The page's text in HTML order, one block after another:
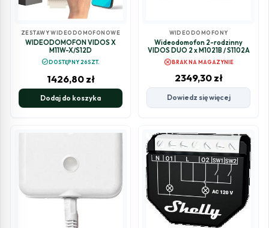
ZESTAWY WIDEODOMOFONOWE
WIDEODOMOFON VIDOS X
M11W-X/S12D
check_circleDOSTĘPNY 26SZT.
1426,80 zł
Dodaj do koszyka
WIDEODOMOFONY
Wideodomofon 2-rodzinny
VIDOS DUO 2 x M1021B / S1102A
cancelBRAK NA MAGAZYNIE
2349,30 zł
Dowiedz się więcej